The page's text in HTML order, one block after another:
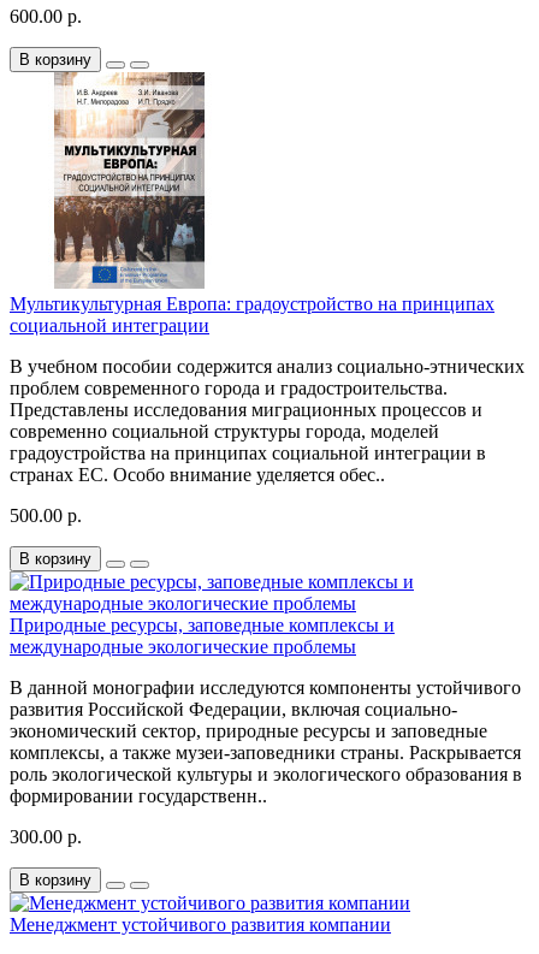
600.00 р.
В корзину
Мультикультурная Европа: градоустройство на принципах
социальной интеграции
В учебном пособии содержится анализ социально-этнических
проблем современного города и градостроительства.
Представлены исследования миграционных процессов и
современно социальной структуры города, моделей
градоустройства на принципах социальной интеграции в
странах ЕС. Особо внимание уделяется обес..
500.00 р.
В корзину
Природные ресурсы, заповедные комплексы и
международные экологические проблемы
В данной монографии исследуются компоненты устойчивого
развития Российской Федерации, включая социально-
экономический сектор, природные ресурсы и заповедные
комплексы, а также музеи-заповедники страны. Раскрывается
роль экологической культуры и экологического образования в
формировании государственн..
300.00 р.
В корзину
Менеджмент устойчивого развития компании